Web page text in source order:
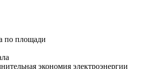
по площади
экономия электроэнергии